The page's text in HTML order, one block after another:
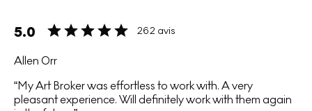
5.0 262 avis
Allen Orr
My Art Broker was effortless to work with. A very
pleasant experience. Will definitely work with them again